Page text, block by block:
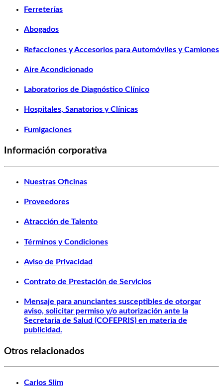
Ferreterías
Abogados
Refacciones y Accesorios para Automóviles y Camiones
Aire Acondicionado
Laboratorios de Diagnóstico Clínico
Hospitales, Sanatorios y Clínicas
Fumigaciones
Información corporativa
Nuestras Oficinas
Proveedores
Atracción de Talento
Términos y Condiciones
Aviso de Privacidad
Contrato de Prestación de Servicios
Mensaje para anunciantes susceptibles de otorgar
aviso, solicitar permiso y/o autorización ante la
Secretaria de Salud (COFEPRIS) en materia de
publicidad.
Otros relacionados
Carlos Slim